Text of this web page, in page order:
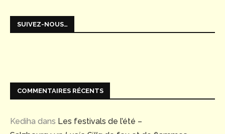
SUIVEZ-NOUS…
COMMENTAIRES RÉCENTS
Kediha dans Les festivals de l’été –